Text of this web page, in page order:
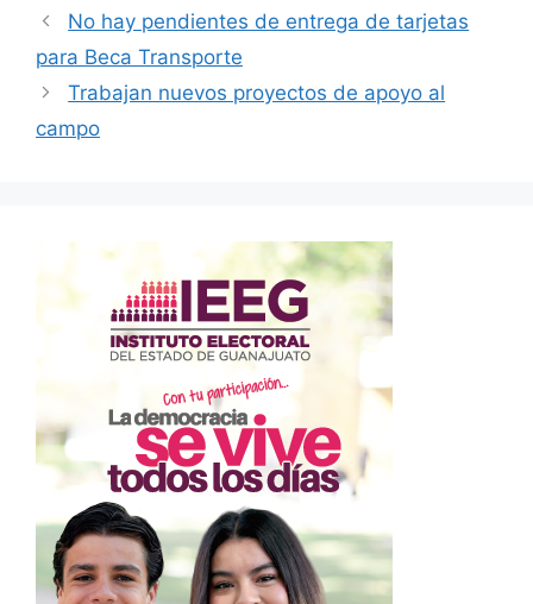
No hay pendientes de entrega de tarjetas
para Beca Transporte
Trabajan nuevos proyectos de apoyo al
campo